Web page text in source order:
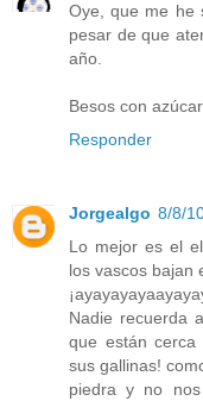
Oye, que me he
pesar de que
año.
Besos con
Responder
Jorgealgo 8/8/
Lo mejor es el
los vascos bajan
Nadie recuerda
que están
sus gallinas!
piedra y no